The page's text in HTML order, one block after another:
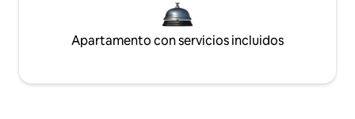
Apartamento con servicios incluidos